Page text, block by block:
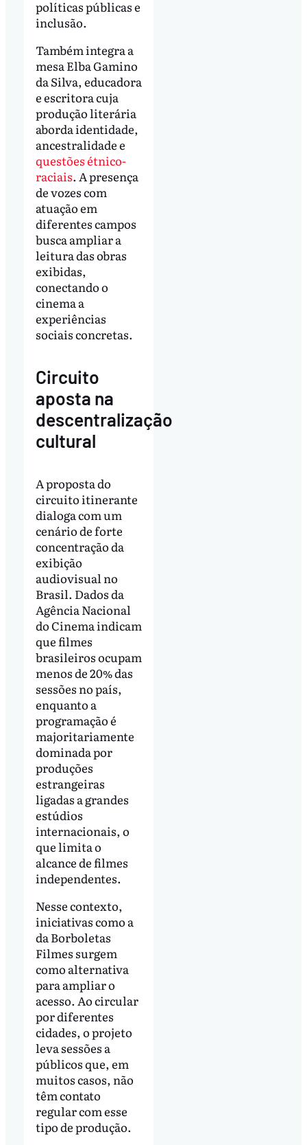
políticas públicas e
inclusão.
Também integra a
mesa Elba Gamino
da Silva, educadora
e escritora cuja
produção literária
aborda identidade,
ancestralidade e
questões étnico-
raciais. A presença
de vozes com
atuação em
diferentes campos
busca ampliar a
leitura das obras
exibidas,
conectando o
cinema a
experiências
sociais concretas.
Circuito
aposta na
descentralização
cultural
A proposta do
circuito itinerante
dialoga com um
cenário de forte
concentração da
exibição
audiovisual no
Brasil. Dados da
Agência Nacional
do Cinema indicam
que filmes
brasileiros ocupam
menos de 20% das
sessões no país,
enquanto a
programação é
majoritariamente
dominada por
produções
estrangeiras
ligadas a grandes
estúdios
internacionais, o
que limita o
alcance de filmes
independentes.
Nesse contexto,
iniciativas como a
da Borboletas
Filmes surgem
como alternativa
para ampliar o
acesso. Ao circular
por diferentes
cidades, o projeto
leva sessões a
públicos que, em
muitos casos, não
têm contato
regular com esse
tipo de produção.